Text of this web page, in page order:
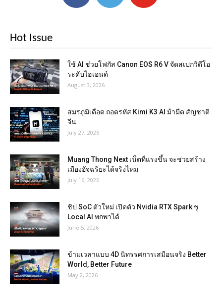
Hot Issue
ใช้ AI ช่วยโฟกัส Canon EOS R6 V จัดสเปกวิดีโอ
ระดับไฮเอนด์
August 3, 2026
สมรภูมิเดือด ถอดรหัส Kimi K3 AI ม้ามืด สัญชาติ
จีน
July 27, 2026
Muang Thong Next เน็ตที่แรงขึ้น จะช่วยสร้าง
เมืองอัจฉริยะได้จริงไหม
July 16, 2026
ชิป SoC ตัวใหม่ เปิดตัว Nvidia RTX Spark ชู
Local AI พกพาได้
June 5, 2026
ข้ามเวลาแบบ 4D นิทรรศการเสมือนจริง Better
World, Better Future
May 2, 2026